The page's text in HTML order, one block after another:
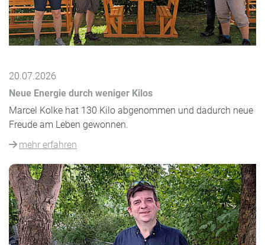
20.07.2026
Neue Energie durch weniger Kilos
Marcel Kolke hat 130 Kilo abgenommen und dadurch neue
Freude am Leben gewonnen.
mehr erfahren